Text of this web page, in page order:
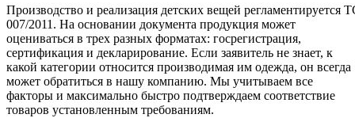
Производство и реализация детских вещей регламентируется
007/2011. На основании документа продукция может
оцениваться в трех разных форматах: госрегистрация,
сертификация и декларирование. Если заявитель не знает, к
какой категории относится производимая им одежда, он всегда
может обратиться в нашу компанию. Мы учитываем все
факторы и максимально быстро подтверждаем соответствие
товаров установленным требованиям.